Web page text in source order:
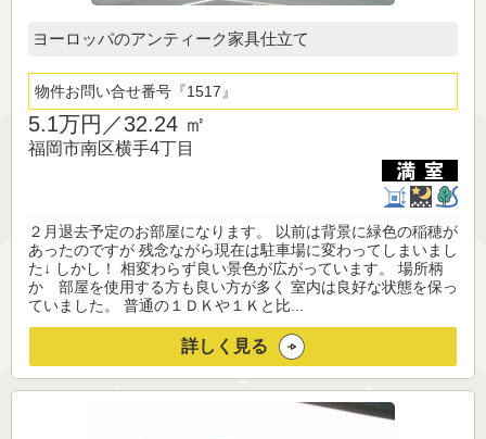
ヨーロッパのアンティーク家具仕立て
物件お問い合せ番号 1517
5.1万円／32.24 ㎡
福岡市南区横手4丁目
２月退去予定のお部屋になります。 以前は背景に緑色の稲穂が
あったのですが 残念ながら現在は駐車場に変わってしまいまし
た↓ しかし！ 相変わらず良い景色が広がっています。 場所柄
か 部屋を使用する方も良い方が多く 室内は良好な状態を保っ
ていました。 普通の１ＤＫや１Ｋと比...
詳しく見る